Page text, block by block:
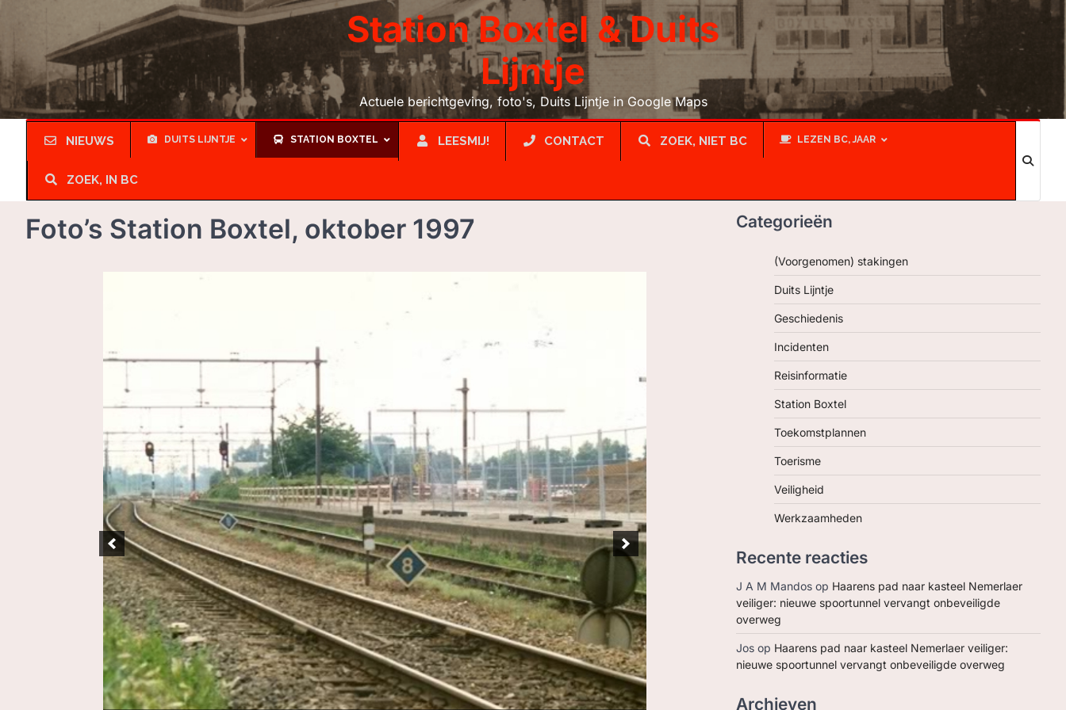
Station Boxtel & Duits
Lijntje
Actuele berichtgeving, foto's, Duits Lijntje in Google Maps
NIEUWS DUITS LIJNTJE STATION BOXTEL LEESMIJ! CONTACT ZOEK, NIET BC LEZEN BC, JAAR
ZOEK, IN BC
Foto’s Station Boxtel, oktober 1997 Categorieën
(Voorgenomen) stakingen
Duits Lijntje
Geschiedenis
Incidenten
Reisinformatie
Station Boxtel
Toekomstplannen
Toerisme
Veiligheid
Werkzaamheden
Recente reacties
J A M Mandos op Haarens pad naar kasteel Nemerlaer
veiliger: nieuwe spoortunnel vervangt onbeveiligde
overweg
Jos op Haarens pad naar kasteel Nemerlaer veiliger:
nieuwe spoortunnel vervangt onbeveiligde overweg
Archieven